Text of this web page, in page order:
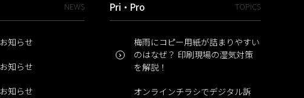
NEWS
知らせ
知らせ
知らせ
Pri・Pro TOPICS
梅雨にコピー用紙が詰まりやすい
のはなぜ？ 印刷現場の湿気対策
を解説！
オンラインチラシでデジタル訴